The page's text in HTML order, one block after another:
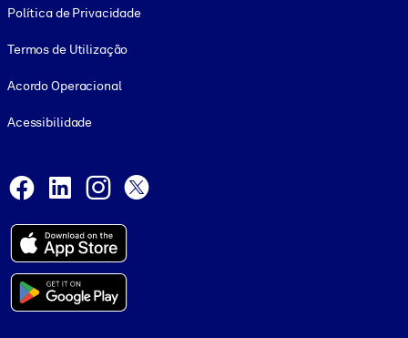
Política de Privacidade
Termos de Utilização
Acordo Operacional
Acessibilidade
Facebook
LinkedInInstagram